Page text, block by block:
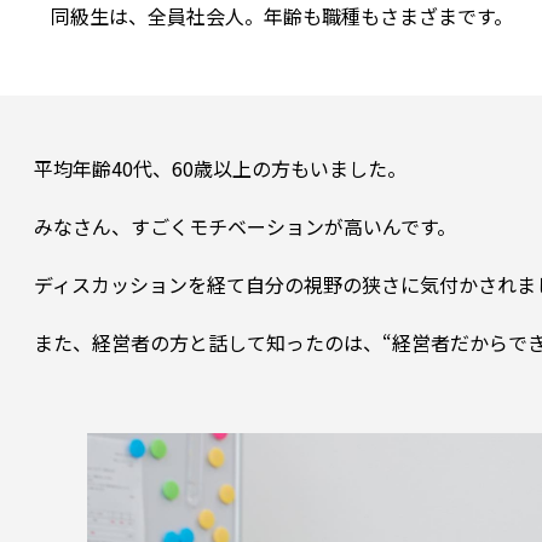
平均年齢40代、60歳以上の方もいました。
みなさん、すごくモチベーションが高いんです。
ディスカッションを経て自分の視野の狭さに気付かされ